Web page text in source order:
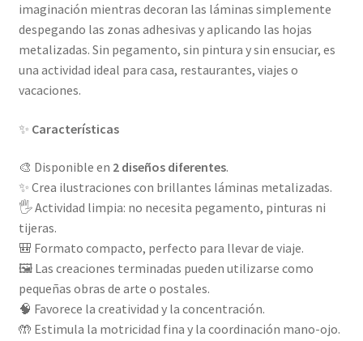
imaginación mientras decoran las láminas simplemente
despegando las zonas adhesivas y aplicando las hojas
metalizadas. Sin pegamento, sin pintura y sin ensuciar, es
una actividad ideal para casa, restaurantes, viajes o
vacaciones.
✨ Características
🎨 Disponible en 2 diseños diferentes.
✨ Crea ilustraciones con brillantes láminas metalizadas.
🖐️ Actividad limpia: no necesita pegamento, pinturas ni
tijeras.
🎒 Formato compacto, perfecto para llevar de viaje.
🖼️ Las creaciones terminadas pueden utilizarse como
pequeñas obras de arte o postales.
🧠 Favorece la creatividad y la concentración.
🤲 Estimula la motricidad fina y la coordinación mano-ojo.